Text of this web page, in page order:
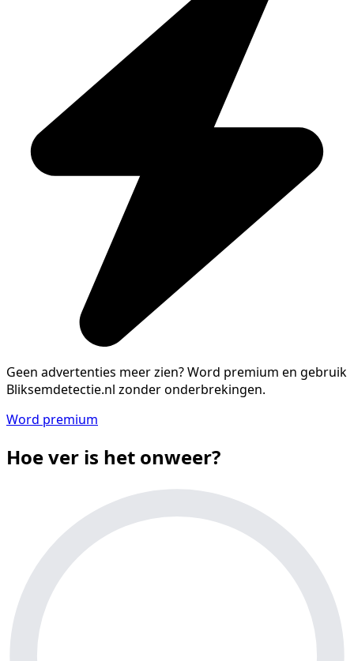
Geen advertenties meer zien?Word premium en gebruik
Bliksemdetectie.nl zonder onderbrekingen.
Word premium
Hoe ver is het onweer?